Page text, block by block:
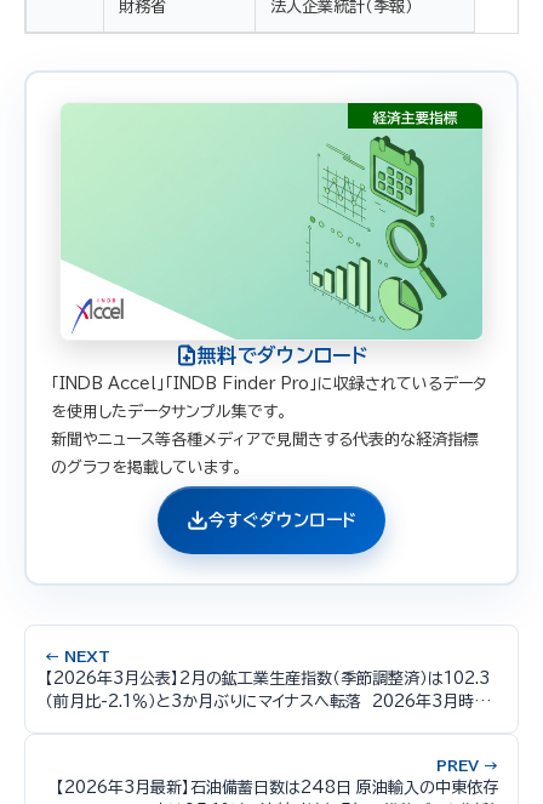
財務省 法人企業統計（季報）
無料でダウンロード
「INDB Accel」「INDB Finder Pro」に収録されているデータ
を使用したデータサンプル集です。
新聞やニュース等各種メディアで見聞きする代表的な経済指標
のグラフを掲載しています。
今すぐダウンロード
← NEXT
【2026年3月公表】2月の鉱工業生産指数（季節調整済）は102.3
（前月比-2.1％）と3か月ぶりにマイナスへ転落 2026年3月時点
PREV →
【2026年3月最新】石油備蓄日数は248日 原油輸入の中東依存